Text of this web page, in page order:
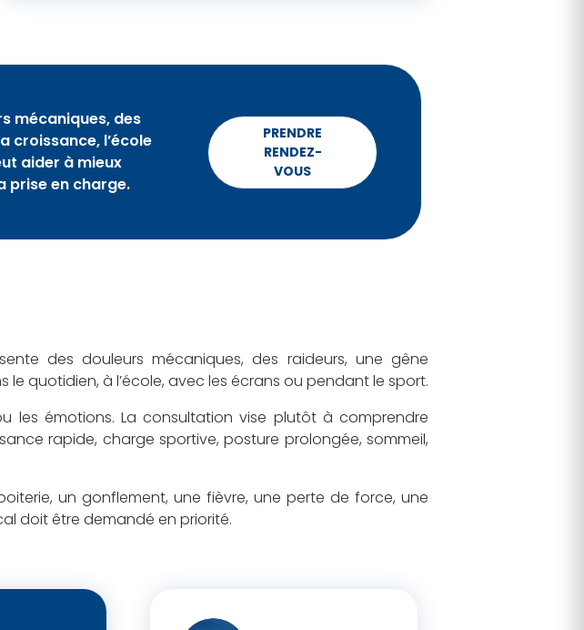
mécaniques, des
croissance, l’école
aider à mieux
prise en charge.
PRENDRE
RENDEZ-
VOUS
des douleurs mécaniques, des raideurs, une gêne
quotidien, à l’école, avec les écrans ou pendant le sport.
les émotions. La consultation vise plutôt à comprendre
rapide, charge sportive, posture prolongée, sommeil,
un gonflement, une fièvre, une perte de force, une
doit être demandé en priorité.